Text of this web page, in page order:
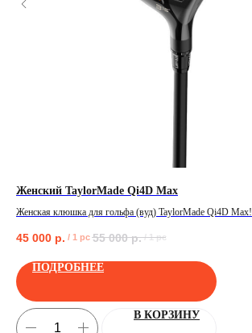
Женский TaylorMade Qi4D Max
Женская клюшка для гольфа (вуд) TaylorMade Qi4D Max!
45 000 р. / 1 pc 55 000 р. / 1 pc
ПОДРОБНЕЕ
В КОРЗИНУ